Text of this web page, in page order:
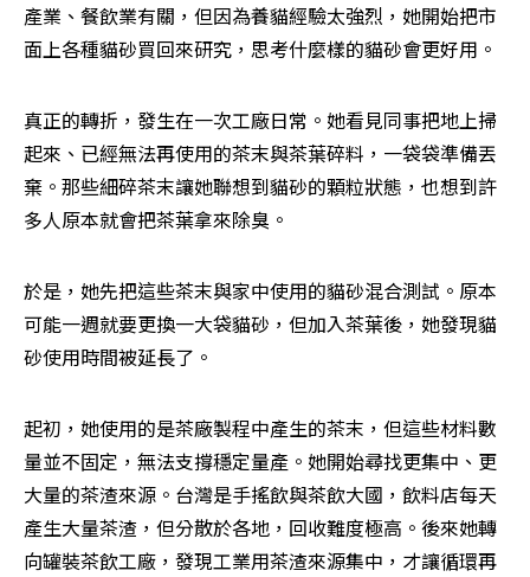
產業、餐飲業有關，但因為養貓經驗太強烈，她開始把市
面上各種貓砂買回來研究，思考什麼樣的貓砂會更好用。
真正的轉折，發生在一次工廠日常。她看見同事把地上掃
起來、已經無法再使用的茶末與茶葉碎料，一袋袋準備丟
棄。那些細碎茶末讓她聯想到貓砂的顆粒狀態，也想到許
多人原本就會把茶葉拿來除臭。
於是，她先把這些茶末與家中使用的貓砂混合測試。原本
可能一週就要更換一大袋貓砂，但加入茶葉後，她發現貓
砂使用時間被延長了。
起初，她使用的是茶廠製程中產生的茶末，但這些材料數
量並不固定，無法支撐穩定量產。她開始尋找更集中、更
大量的茶渣來源。台灣是手搖飲與茶飲大國，飲料店每天
產生大量茶渣，但分散於各地，回收難度極高。後來她轉
向罐裝茶飲工廠，發現工業用茶渣來源集中，才讓循環再